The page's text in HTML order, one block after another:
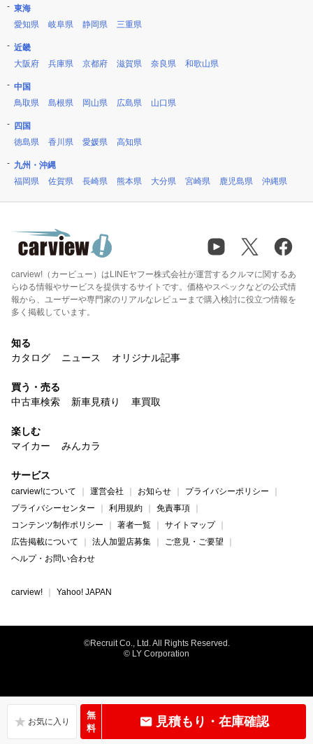
無
料
見積もり・在庫確認
東海
愛知県
岐阜県 静岡県 三重県
近畿
大阪府
兵庫県 京都府 滋賀県 奈良県 和歌山県
中国
鳥取県
島根県 岡山県 広島県 山口県
四国
徳島県
香川県 愛媛県 高知県
九州・沖縄
福岡県
佐賀県 長崎県 熊本県 大分県 宮崎県 鹿児島県 沖縄県
carview!（カービュー）はLINEヤフー株式会社が運営するクルマに関するあ
らゆる情報やサービスを提供するサイトです。価格やスペックなどの公式情
報から、ユーザーや専門家のリアルなレビューまで購入検討に役立つ情報を
多く掲載しています。
知る
カタログ
ニュース オリジナル記事
買う・売る
中古車検索
新車見積り 車買取
楽しむ
マイカー
みんカラ
サービス
carview!について 運営会社 お知らせ
プライバシーポリシー
プライバシーセンター
利用規約
免責事項
コンテンツ制作ポリシー
著者一覧
サイトマップ
広告掲載について
法人加盟店募集
ご意見・ご要望
ヘルプ・お問い合わせ
carview! Yahoo! JAPAN
©Recruit Co., Ltd. All Rights Reserved.
© LY Corporation